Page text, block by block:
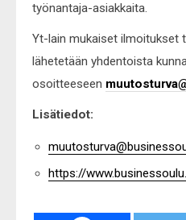
työnantaja-asiakkaita.
Yt-lain mukaiset ilmoitukset
lähetetään yhdentoista
osoitteeseen
Lisätiedot:
https://